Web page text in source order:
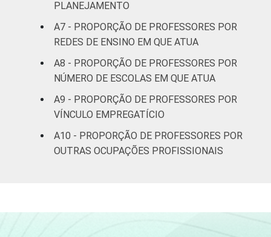
Total —
Públicas
Particular 38
SÉRIE
4ª série / 5º
ano do
Ensino
Fundamental
PLANEJAMENTO
A7 - PROPORÇÃO DE PROFESSORES POR
REDES DE ENSINO EM QUE ATUA
A8 - PROPORÇÃO DE PROFESSORES POR
NÚMERO DE ESCOLAS EM QUE ATUA
A9 - PROPORÇÃO DE PROFESSORES POR
VÍNCULO EMPREGATÍCIO
A10 - PROPORÇÃO DE PROFESSORES POR
OUTRAS OCUPAÇÕES PROFISSIONAIS